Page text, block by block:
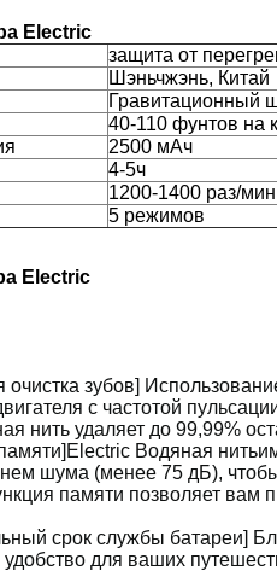
Electric
защита от
Шэньчжэнь, Китай
Гравитационный
40-110 фунтов на
2500 мАч
4-5ч
1200-1400 раз/мин
5 режимов
Electric
очистка зубов]
с частотой
нить удаляет до 99,99%
Electric Водяная нить
шума (менее 75 дБ),
памяти позволяет
срок службы батареи]
для ваших